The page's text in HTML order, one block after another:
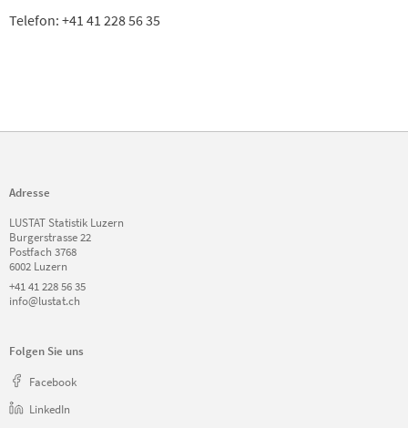
Telefon: +41 41 228 56 35
Adresse
LUSTAT Statistik Luzern
Burgerstrasse 22
Postfach 3768
6002 Luzern
+41 41 228 56 35
info@lustat.ch
Folgen Sie uns
Facebook
LinkedIn